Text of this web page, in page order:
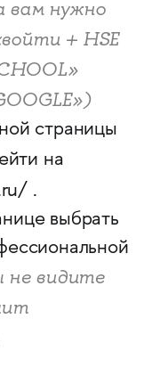
вам нужно
+ HSE
страницы
на
.
выбрать
не видите